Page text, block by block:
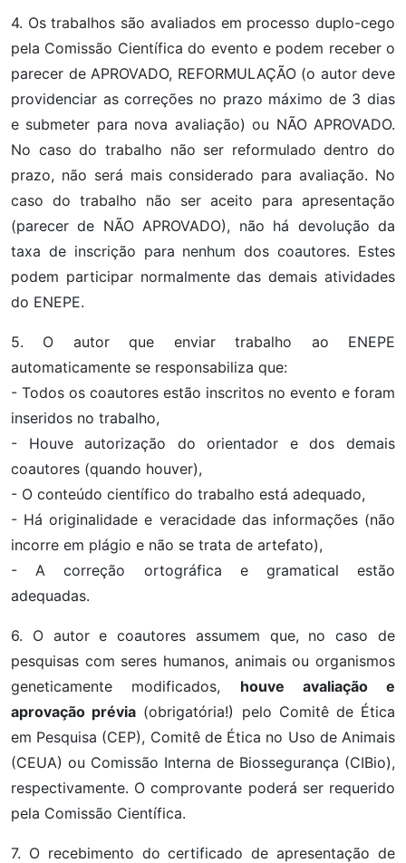
4. Os trabalhos são avaliados em processo duplo-cego
pela Comissão Científica do evento e podem receber o
parecer de APROVADO, REFORMULAÇÃO (o autor deve
providenciar as correções no prazo máximo de 3 dias
e submeter para nova avaliação) ou NÃO APROVADO.
No caso do trabalho não ser reformulado dentro do
prazo, não será mais considerado para avaliação. No
caso do trabalho não ser aceito para apresentação
(parecer de NÃO APROVADO), não há devolução da
taxa de inscrição para nenhum dos coautores. Estes
podem participar normalmente das demais atividades
do ENEPE.
5. O autor que enviar trabalho ao ENEPE
automaticamente se responsabiliza que:
- Todos os coautores estão inscritos no evento e foram
inseridos no trabalho,
- Houve autorização do orientador e dos demais
coautores (quando houver),
- O conteúdo científico do trabalho está adequado,
- Há originalidade e veracidade das informações (não
incorre em plágio e não se trata de artefato),
- A correção ortográfica e gramatical estão
adequadas.
6. O autor e coautores assumem que, no caso de
pesquisas com seres humanos, animais ou organismos
geneticamente modificados, houve avaliação e
aprovação prévia (obrigatória!) pelo Comitê de Ética
em Pesquisa (CEP), Comitê de Ética no Uso de Animais
(CEUA) ou Comissão Interna de Biossegurança (CIBio),
respectivamente. O comprovante poderá ser requerido
pela Comissão Científica.
7. O recebimento do certificado de apresentação de